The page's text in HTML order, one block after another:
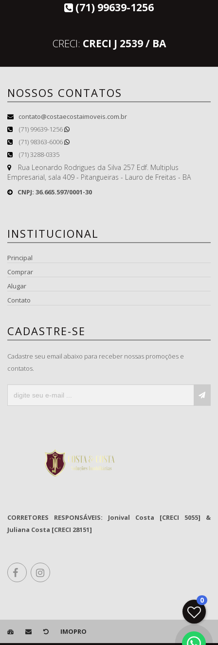
(71) 99639-1256
CRECI: CRECI J 2539 / BA
NOSSOS CONTATOS
contato@costaecostaimoveis.com.br
(71) 99639-1256
(71) 98363-6006
(71) 3288-0335
Rua Leonardo Rodrigues da Silva 257 Edf. Multiplus
Empresarial, sala 409 - Pitangueiras - Lauro de Freitas - BA
CNPJ: 36.665.597/0001-30
INSTITUCIONAL
Principal
Comprar
Alugar
Contato
CADASTRE-SE
Cadastre seu email abaixo para receber nossas promoções e
contatos.
CORRETORES RESPONSÁVEIS: Jonival Costa [CRECI 5055] &
Juliana Costa [CRECI 28151]
IMOPRO
0